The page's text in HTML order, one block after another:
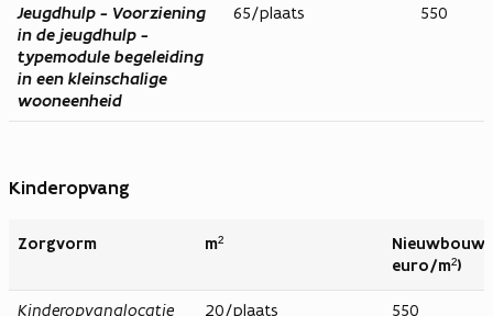
Jeugdhulp - Voorziening
in de jeugdhulp -
typemodule begeleiding
in een kleinschalige
wooneenheid
65/plaats 550
Kinderopvang
Zorgvorm m²
Nieuwbouw
euro/m²)
Kinderopvanglocatie 20/plaats 550